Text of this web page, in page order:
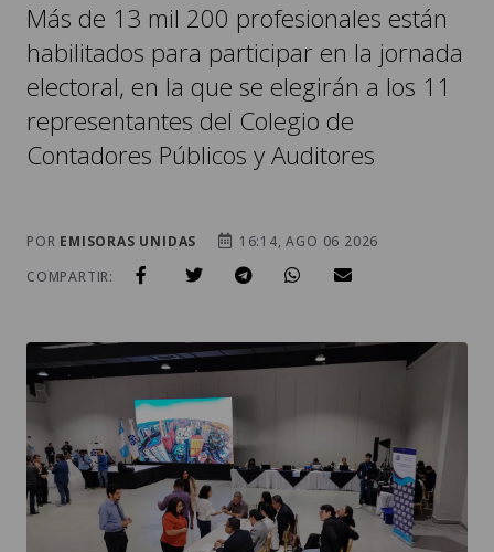
Más de 13 mil 200 profesionales están
habilitados para participar en la jornada
electoral, en la que se elegirán a los 11
representantes del Colegio de
Contadores Públicos y Auditores
POR EMISORAS UNIDAS
16:14, AGO 06 2026
COMPARTIR: